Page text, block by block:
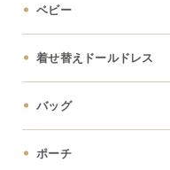
ベビー
着せ替えドールドレス
バッグ
ポーチ